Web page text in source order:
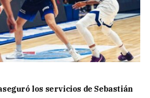
los servicios de Sebastián